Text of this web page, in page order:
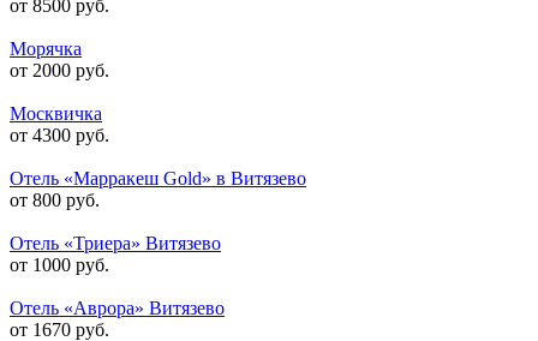
от 8500 руб.
Морячка
от 2000 руб.
Москвичка
от 4300 руб.
Отель «Марракеш Gold» в Витязево
от 800 руб.
Отель «Триера» Витязево
от 1000 руб.
Отель «Аврора» Витязево
от 1670 руб.